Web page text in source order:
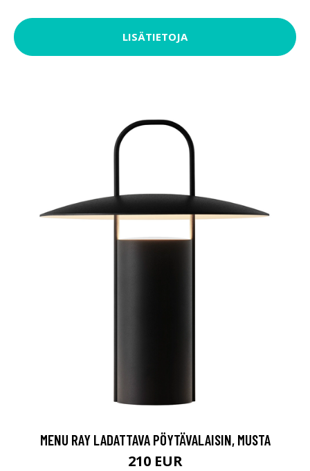
LISÄTIETOJA
MENU RAY LADATTAVA PÖYTÄVALAISIN, MUSTA
210 EUR